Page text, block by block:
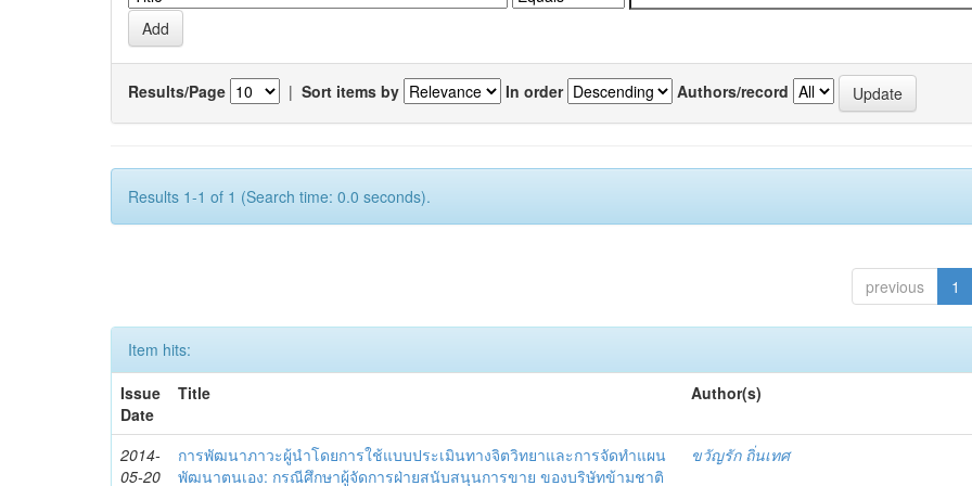
Results/Page | Sort items by In order Authors/record
Results 1-1 of 1 (Search time: 0.0 seconds).
previous 1
Item hits:
Issue
Date
Title Author(s)
2014-
05-20
การพัฒนาภาวะผู้นำโดยการใช้แบบประเมินทางจิตวิทยาและการจัดทำแผน
พัฒนาตนเอง: กรณีศึกษาผู้จัดการฝ่ายสนับสนุนการขาย ของบริษัทข้ามชาติ
ขวัญรัก ถิ่นเทศ